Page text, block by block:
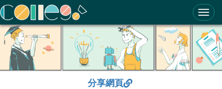
ColleGo! 大學選才與高中育才輔助系統
分享網頁